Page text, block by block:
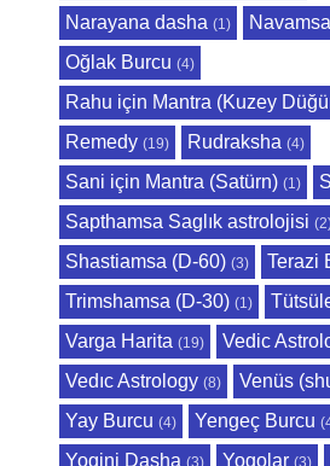
Narayana dasha (1)
Oğlak Burcu (4)
Rahu için Mantra (Kuzey
Remedy (19) Rudraksha (4)
Sani için Mantra (Satürn) (1)
Sapthamsa Saglık astrolojisi
Shastiamsa (D-60) (3) Terazi
Trimshamsa (D-30) (1)
Varga Harita (19) Vedic
Vedıc Astrology (8) Venüs
Yay Burcu (4) Yengeç Burcu
Yogini Dasha (3) Yogolar (3)